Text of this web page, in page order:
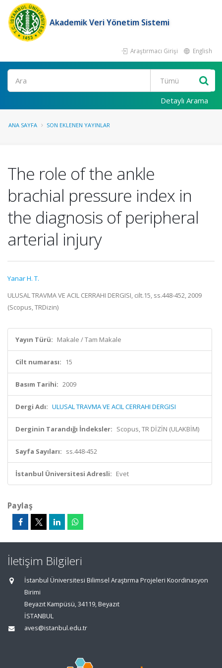
Akademik Veri Yönetim Sistemi
Araştırmacı Girişi English
Ara
Detaylı Arama
ANA SAYFA SON EKLENEN YAYINLAR
The role of the ankle
brachial pressure index in
the diagnosis of peripheral
arterial injury
Yanar H. T.
ULUSAL TRAVMA VE ACIL CERRAHI DERGISI, cilt.15, ss.448-452, 2009
(Scopus, TRDizin)
Yayın Türü: Makale / Tam Makale
Cilt numarası: 15
Basım Tarihi: 2009
Dergi Adı: ULUSAL TRAVMA VE ACIL CERRAHI DERGISI
Derginin Tarandığı İndeksler: Scopus, TR DİZİN (ULAKBİM)
Sayfa Sayıları: ss.448-452
İstanbul Üniversitesi Adresli: Evet
Paylaş
İletişim Bilgileri
İstanbul Üniversitesi Bilimsel Araştırma Projeleri Koordinasyon
Birimi
Beyazıt Kampüsü, 34119, Beyazıt
İSTANBUL
aves@istanbul.edu.tr